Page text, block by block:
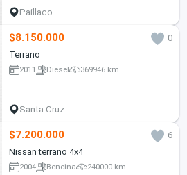
Paillaco
$8.150.000
0
Terrano
2011 Diesel 369946 km
Santa Cruz
$7.200.000
6
Nissan terrano 4x4
2004 Bencina 240000 km